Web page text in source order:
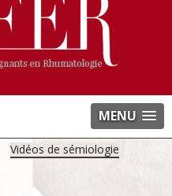
MENU
Vidéos de sémiologie